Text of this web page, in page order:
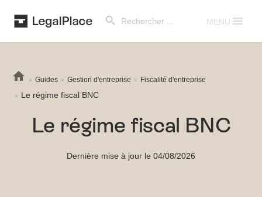
for:
MENU
Guides Gestion d'entreprise Fiscalité d'entreprise
Le régime fiscal BNC
Le régime fiscal BNC
Dernière mise à jour le 04/08/2026